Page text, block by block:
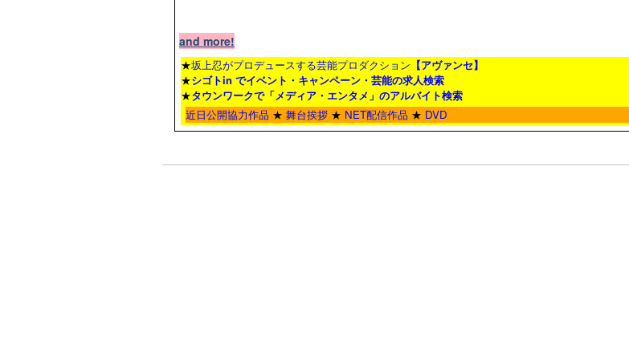
and more!
★坂上忍がプロデュースする芸能プロダクション 【アヴァンセ】
★シゴトin でイベント・キャンペーン・芸能の求人検索
★タウンワークで「メディア・エンタメ」のアルバイト検索
近日公開協力作品 ★ 舞台挨拶 ★ NET配信作品 ★ DVD